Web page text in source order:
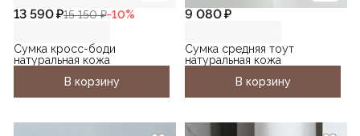
13 590 ₽15 150 ₽−10%
Сумка кросс-боди
натуральная кожа
В корзину
9 080 ₽
Сумка средняя тоут
натуральная кожа
В корзину